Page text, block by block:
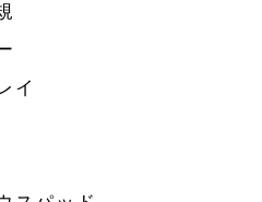
イ